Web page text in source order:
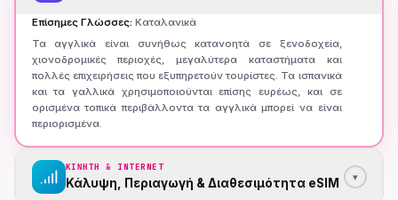
Επίσημες Γλώσσες: Καταλανικά
Τα αγγλικά είναι συνήθως κατανοητά σε ξενοδοχεία,
χιονοδρομικές περιοχές, μεγαλύτερα καταστήματα και
πολλές επιχειρήσεις που εξυπηρετούν τουρίστες. Τα ισπανικά
και τα γαλλικά χρησιμοποιούνται επίσης ευρέως, και σε
ορισμένα τοπικά περιβάλλοντα τα αγγλικά μπορεί να είναι
περιορισμένα.
ΚΙΝΗΤΗ & INTERNET
Κάλυψη, Περιαγωγή & Διαθεσιμότητα eSIM ▾